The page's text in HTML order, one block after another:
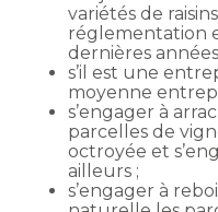
variétés de
réglementation
dernières
s’il est une
moyenne
s’engager à
parcelles de
octroyée et
ailleurs ;
s’engager à